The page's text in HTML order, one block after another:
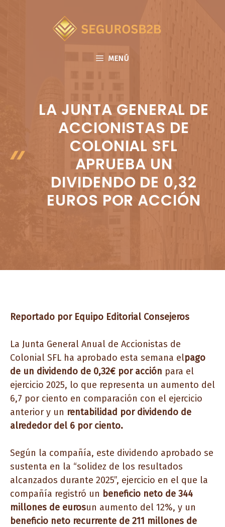
MENÚ
LA JUNTA GENERAL DE
ACCIONISTAS DE
COLONIAL SFL
APRUEBA UN
DIVIDENDO DE 0,32
EUROS POR ACCIÓN
Reportado por Equipo Editorial Consejeros
La Junta General Anual de Accionistas de
Colonial SFL ha aprobado esta semana elpago
de un dividendo de 0,32€ por acción para el
ejercicio 2025, lo que representa un aumento del
6,7 por ciento en comparación con el ejercicio
anterior y un rentabilidad por dividendo de
alrededor del 6 por ciento.
Según la compañía, este dividendo aprobado se
sustenta en la “solidez de los resultados
alcanzados durante 2025”, ejercicio en el que la
compañía registró un beneficio neto de 344
millones de eurosun aumento del 12%, y un
beneficio neto recurrente de 211 millones de